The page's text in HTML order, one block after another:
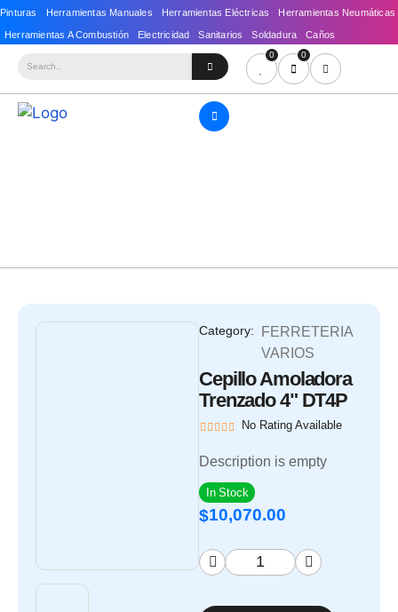
0 0
Category:
FERRETERIA
VARIOS
Cepillo Amoladora
Trenzado 4" DT4P
No Rating Available
Description is empty
In Stock
$10,070.00